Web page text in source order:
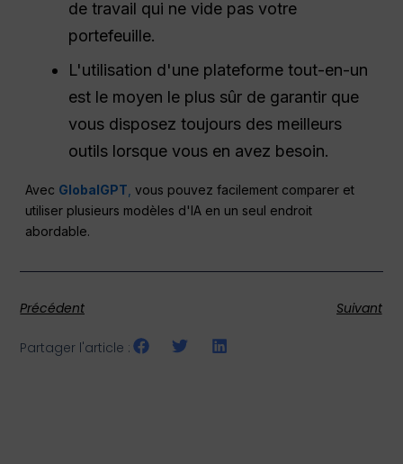
de travail qui ne vide pas votre
portefeuille.
L'utilisation d'une plateforme tout-en-un
est le moyen le plus sûr de garantir que
vous disposez toujours des meilleurs
outils lorsque vous en avez besoin.
Avec GlobalGPT vous pouvez facilement comparer et
utiliser plusieurs modèles d'IA en un seul endroit
abordable.
Précédent Suivant
Partager l'article :